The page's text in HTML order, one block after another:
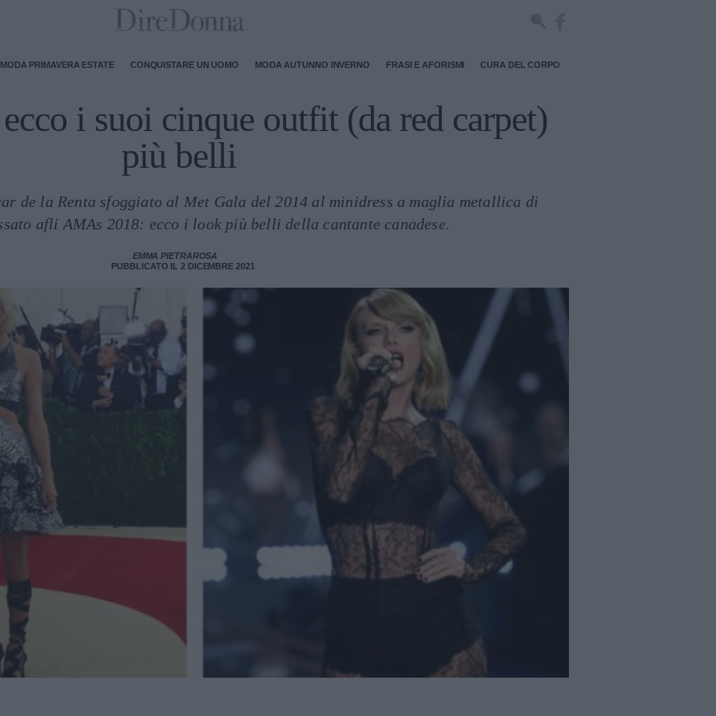
MODA PRIMAVERA ESTATE CONQUISTARE UN UOMO MODA AUTUNNO INVERNO FRASI E AFORISMI CURA DEL CORPO
i suoi cinque outfit (da red carpet)
più belli
de la Renta sfoggiato al Met Gala del 2014 al minidress a maglia metallica di
afli AMAs 2018: ecco i look più belli della cantante canadese.
EMMA PIETRAROSA
PUBBLICATO IL 2 DICEMBRE 2021